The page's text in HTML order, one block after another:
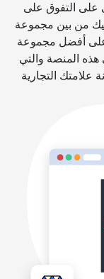
التفوق على
من بين مجموعة
على أفضل مجموعة
المنصة والتي